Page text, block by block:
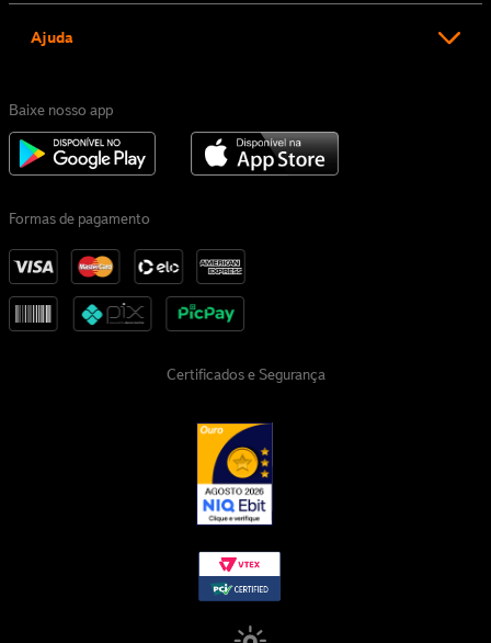
Ajuda
Baixe nosso app
Formas de pagamento
Certificados e Segurança